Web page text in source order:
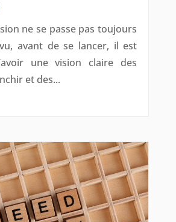
ne se passe pas toujours
avant de se lancer, il est
une vision claire des
et des...